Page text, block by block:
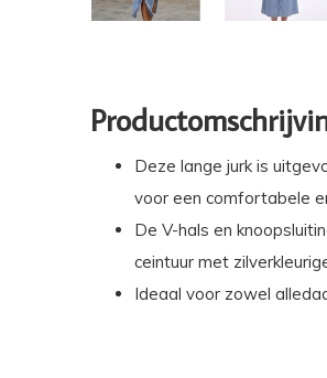
Deze lange jurk is
voor een comfortabele
De V-hals en
ceintuur met
Ideaal voor zowel